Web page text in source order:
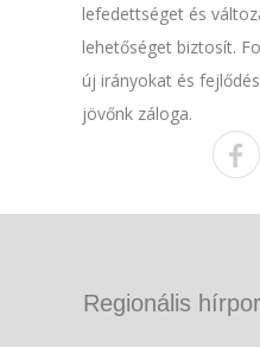
lefedettséget és
lehetőséget biztosít.
új irányokat és
jövőnk záloga.
Regionális